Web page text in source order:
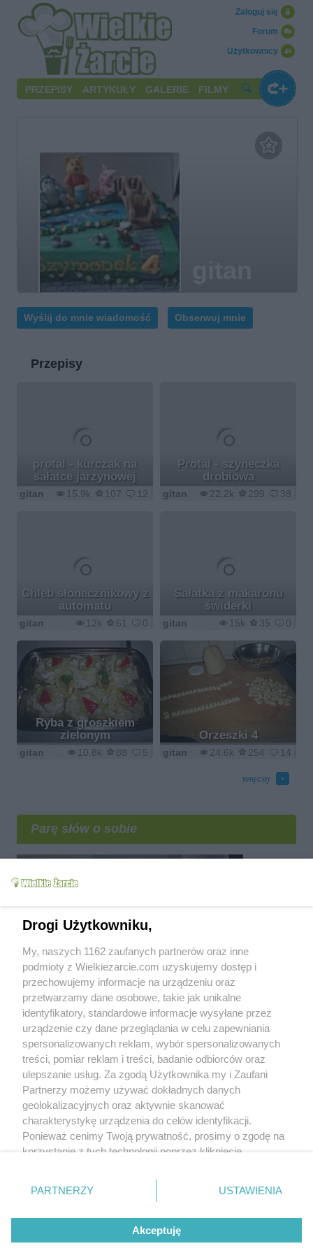
Użytkownicy
Forum
Zaloguj się
PRZEPISY ARTYKUŁY GALERIE FILMY
Wyślij do mnie wiadomość Obserwuj mnie
Przepisy
protal - kurczak na
sałatce jarzynowej
15.9k 107 12
gitan
Protal - szyneczka
drobiowa
22.2k 299 38
gitan
Chleb słonecznikowy z
automatu
12k 61 0
gitan
Sałatka z makaronu
świderki
15k 35 0
gitan
Ryba z groszkiem
zielonym
10.8k 88 5
gitan
Orzeszki 4
24.6k 254 14
gitan
więcej
Parę słów o sobie
2007-07-22
Drogi Użytkowniku,
My, naszych 1162 zaufanych partnerów oraz inne
podmioty z Wielkiezarcie.com uzyskujemy dostęp i
przechowujemy informacje na urządzeniu oraz
przetwarzamy dane osobowe, takie jak unikalne
identyfikatory, standardowe informacje wysyłane przez
urządzenie czy dane przeglądania w celu zapewniania
spersonalizowanych reklam, wybór spersonalizowanych
treści, pomiar reklam i treści, badanie odbiorców oraz
ulepszanie usług. Za zgodą Użytkownika my i Zaufani
Partnerzy możemy używać dokładnych danych
geolokalizacyjnych oraz aktywnie skanować
charakterystykę urządzenia do celów identyfikacji.
Ponieważ cenimy Twoją prywatność, prosimy o zgodę na
korzystanie z tych technologii poprzez kliknięcie
zmienić/wycofać klikając przycisk ustawień prywatności
znajdujący się w lewym dolnym rogu strony
rodzaje przetwarzania danych nie wymagają zgody
użytkownika, ale masz prawo sprzeciwić się takiemu
przetwarzaniu. Preferencje będą miały zastosowania tylko
PARTNERZY USTAWIENIA
Akceptuję